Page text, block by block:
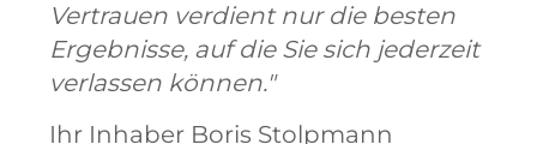
Vertrauen verdient nur die besten
Ergebnisse, auf die Sie sich jederzeit
verlassen können."
Ihr Inhaber Boris Stolpmann